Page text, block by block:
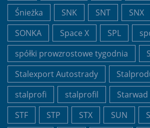
Śnieżka
SNK SNT SNX
SONKA
Space X SPL
spółki prowzrostowe tygodnia
Stalexport Autostrady
stalprofi
stalprofil
STF
STP STX SUN